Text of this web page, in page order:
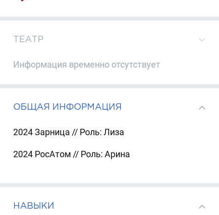
ТЕАТР
Информация временно отсутствует
ОБЩАЯ ИНФОРМАЦИЯ
2024 Зарница // Роль: Лиза
2024 РосАтом // Роль: Арина
НАВЫКИ